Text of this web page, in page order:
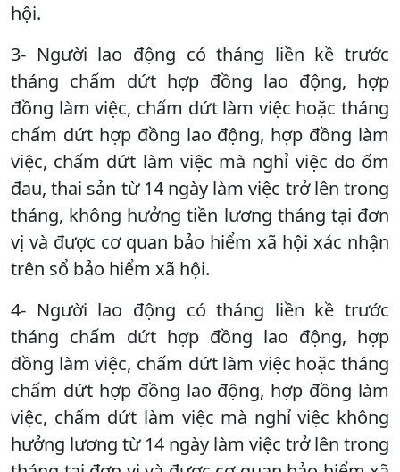
hội.
3- Người lao động có tháng liền kề trước
tháng chấm dứt hợp đồng lao động, hợp
đồng làm việc, chấm dứt làm việc hoặc tháng
chấm dứt hợp đồng lao động, hợp đồng làm
việc, chấm dứt làm việc mà nghỉ việc do ốm
đau, thai sản từ 14 ngày làm việc trở lên trong
tháng, không hưởng tiền lương tháng tại đơn
vị và được cơ quan bảo hiểm xã hội xác nhận
trên sổ bảo hiểm xã hội.
4- Người lao động có tháng liền kề trước
tháng chấm dứt hợp đồng lao động, hợp
đồng làm việc, chấm dứt làm việc hoặc tháng
chấm dứt hợp đồng lao động, hợp đồng làm
việc, chấm dứt làm việc mà nghỉ việc không
hưởng lương từ 14 ngày làm việc trở lên trong